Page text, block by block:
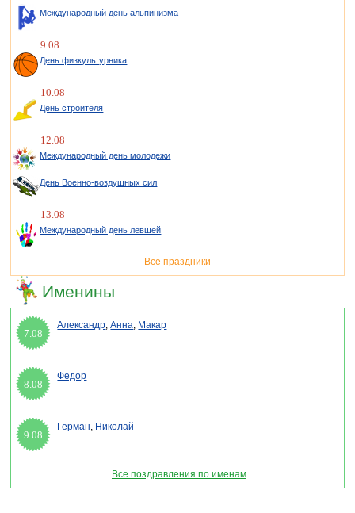
Международный день альпинизма
9.08
День физкультурника
10.08
День строителя
12.08
Международный день молодежи
День Военно-воздушных сил
13.08
Международный день левшей
Все праздники
Именины
7.08
Александр,Анна, Макар
8.08
Федор
9.08
Герман, Николай
Все поздравления по именам